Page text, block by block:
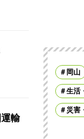
輸
岡山
生活
災害